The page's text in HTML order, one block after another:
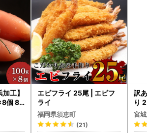
工】
個 80
エビフライ 25尾 | エビフ
ライ
福岡県須恵町
(21)
訳
り
鮭
宮